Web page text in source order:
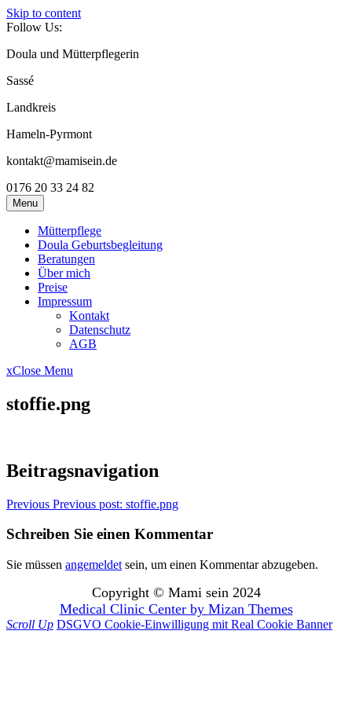
Skip to content
Follow Us:
Doula und Mütterpflegerin
Sassé
Landkreis
Hameln-Pyrmont
kontakt@mamisein.de
0176 20 33 24 82
Menu
Mütterpflege
Doula Geburtsbegleitung
Beratungen
Über mich
Preise
Impressum
Kontakt
Datenschutz
AGB
xClose Menu
stoffie.png
Beitragsnavigation
Previous Previous post: stoffie.png
Schreiben Sie einen Kommentar
Sie müssen angemeldet sein, um einen Kommentar abzugeben.
Copyright © Mami sein 2024
Medical Clinic Center by Mizan Themes
Scroll Up DSGVO Cookie-Einwilligung mit Real Cookie Banner